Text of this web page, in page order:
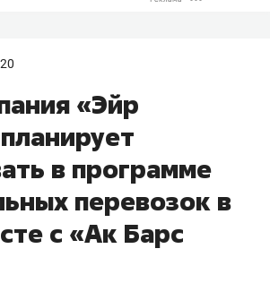
«Эйр
в программе
перевозок в
с «Ак Барс